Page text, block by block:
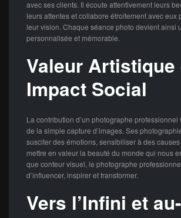
avec ses clients. Il écoute attentivement leurs
leurs attentes et collabore étroitement avec eux
leur vision. Chaque séance photo devient ainsi
personnalisée et mémorable.
Valeur Artistique
Impact Social
La contribution d’un photographe
de la simple capture d’images. Ses
susciter des émotions, sensibiliser à des
mettre en valeur la beauté du monde qui nous
que conteur visuel, le photographe
d’influencer, inspirer et transformer.
Vers l’Infini et